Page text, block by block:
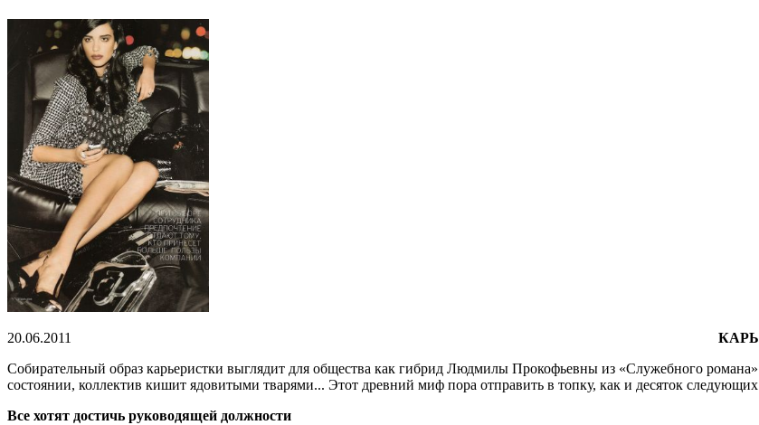
20.06.2011
Собирательный образ карьеристки выглядит для общества как гибрид Людмилы Прокофьевны из «Служебного
состоянии, коллектив кишит ядовитыми тварями... Этот древний миф пора отправить в топку, как и десяток
Все хотят достичь руководящей должности